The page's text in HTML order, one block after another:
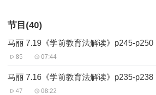
节目(40)
马丽 7.19《学前教育法解读》p245-p250
85 07:44
马丽 7.16《学前教育法解读》p235-p238
47 08:22